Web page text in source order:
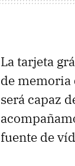
La tarjeta
de memoria
será capaz
fuente de